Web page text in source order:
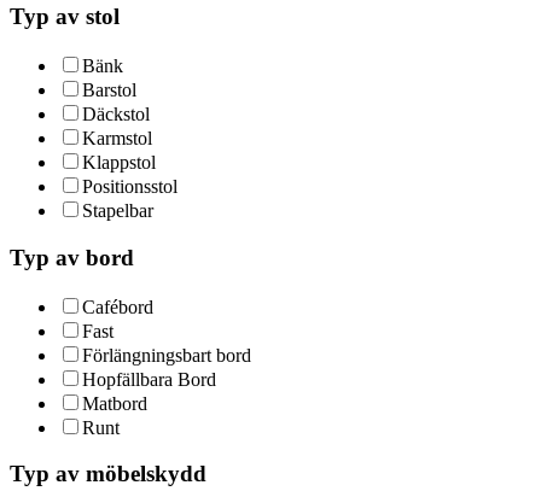
Typ av stol
Bänk
Barstol
Däckstol
Karmstol
Klappstol
Positionsstol
Stapelbar
Typ av bord
Cafébord
Fast
Förlängningsbart bord
Hopfällbara Bord
Matbord
Runt
Typ av möbelskydd